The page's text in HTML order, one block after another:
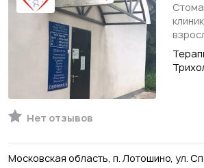
Нет отзывов
Московская область, п. Лотошино, ул.